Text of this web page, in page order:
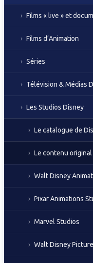
Films « live » et
Films d’Animation
Séries
Télévision & Médias
Les Studios Disney
Le catalogue de
Le contenu
Walt Disney
Pixar Animations
Marvel Studios
Walt Disney